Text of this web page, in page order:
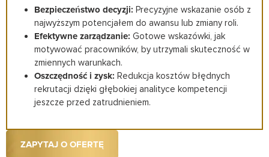
Bezpieczeństwo decyzji: Precyzyjne wskazanie osób z
najwyższym potencjałem do awansu lub zmiany roli.
Efektywne zarządzanie: Gotowe wskazówki, jak
motywować pracowników, by utrzymali skuteczność w
zmiennych warunkach.
Oszczędność i zysk: Redukcja kosztów błędnych
rekrutacji dzięki głębokiej analityce kompetencji
jeszcze przed zatrudnieniem.
ZAPYTAJ O OFERTĘ